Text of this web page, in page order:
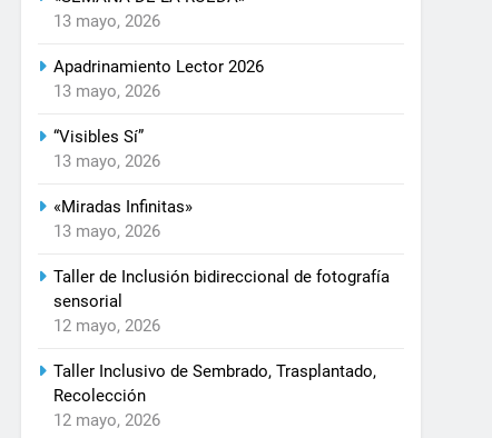
13 mayo, 2026
Apadrinamiento Lector 2026
13 mayo, 2026
“Visibles Sí”
13 mayo, 2026
«Miradas Infinitas»
13 mayo, 2026
Taller de Inclusión bidireccional de fotografía
sensorial
12 mayo, 2026
Taller Inclusivo de Sembrado, Trasplantado,
Recolección
12 mayo, 2026